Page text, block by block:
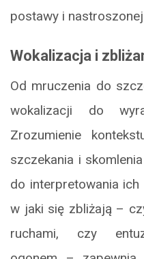
postawy i
Wokalizacja i
Od mruczenia do
wokalizacji do
Zrozumienie
szczekania i
do interpretowania
w jaki się zbliżają –
ruchami, czy